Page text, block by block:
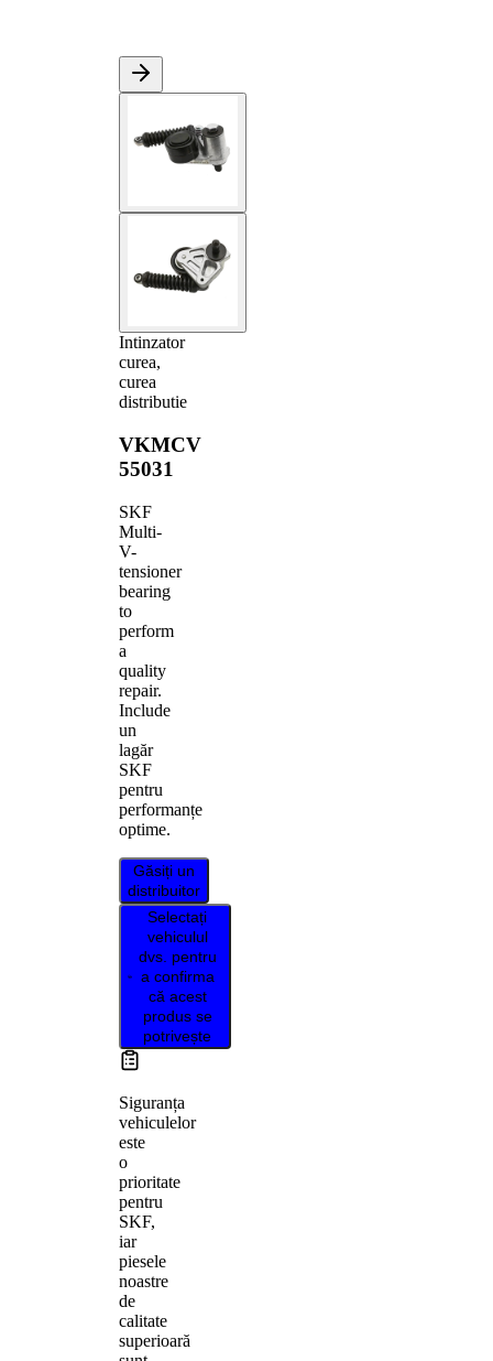
Intinzator
curea,
curea
distributie
VKMCV
55031
SKF
Multi-
V-
tensioner
bearing
to
perform
a
quality
repair.
Include
un
lagăr
SKF
pentru
performanțe
optime.
Găsiți un
distribuitor
Selectați
vehiculul
dvs. pentru
a confirma
că acest
produs se
potrivește
Siguranța
vehiculelor
este
o
prioritate
pentru
SKF,
iar
piesele
noastre
de
calitate
superioară